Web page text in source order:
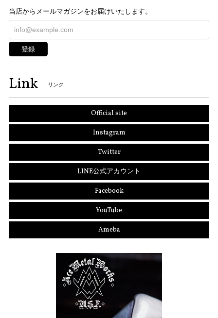
当店からメールマガジンをお届けいたします。
登録
Link リンク
Official site
Instagram
Twitter
LINE公式アカウント
Facebook
YouTube
Ameba